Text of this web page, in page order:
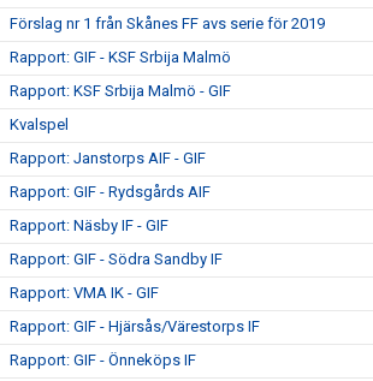
Förslag nr 1 från Skånes FF avs serie för 2019
Rapport: GIF - KSF Srbija Malmö
Rapport: KSF Srbija Malmö - GIF
Kvalspel
Rapport: Janstorps AIF - GIF
Rapport: GIF - Rydsgårds AIF
Rapport: Näsby IF - GIF
Rapport: GIF - Södra Sandby IF
Rapport: VMA IK - GIF
Rapport: GIF - Hjärsås/Värestorps IF
Rapport: GIF - Önneköps IF